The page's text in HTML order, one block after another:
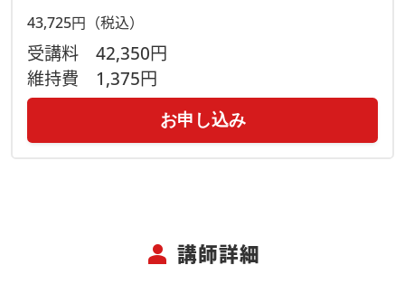
43,725円（税込）
受講料 42,350円
維持費 1,375円
お申し込み
person 講師詳細